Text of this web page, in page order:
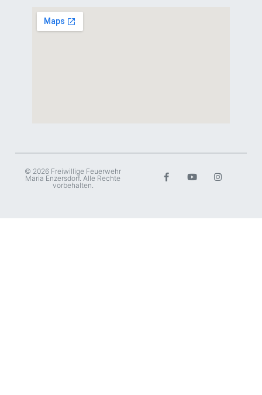
© 2026 Freiwillige Feuerwehr
Maria Enzersdorf. Alle Rechte
vorbehalten.